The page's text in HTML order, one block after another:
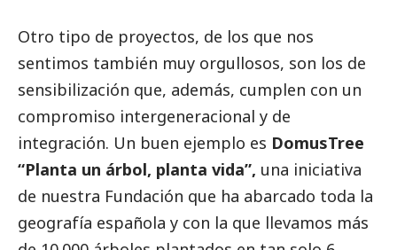
Otro tipo de proyectos, de los que nos
sentimos también muy orgullosos, son los de
sensibilización que, además, cumplen con un
compromiso intergeneracional y de
integración. Un buen ejemplo es DomusTree
“Planta un árbol, planta vida”, una iniciativa
de nuestra Fundación que ha abarcado toda la
geografía española y con la que llevamos más